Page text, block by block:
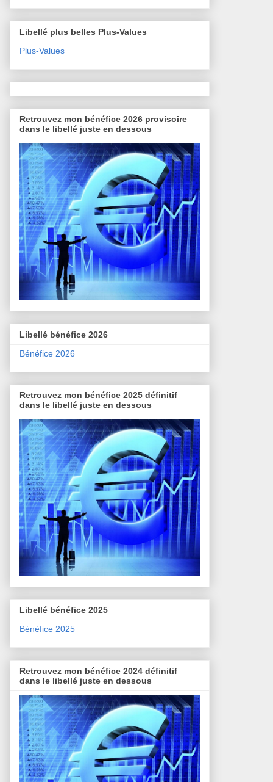
Libellé plus belles Plus-Values
Plus-Values
Retrouvez mon bénéfice 2026 provisoire
dans le libellé juste en dessous
Libellé bénéfice 2026
Bénéfice 2026
Retrouvez mon bénéfice 2025 définitif
dans le libellé juste en dessous
Libellé bénéfice 2025
Bénéfice 2025
Retrouvez mon bénéfice 2024 définitif
dans le libellé juste en dessous